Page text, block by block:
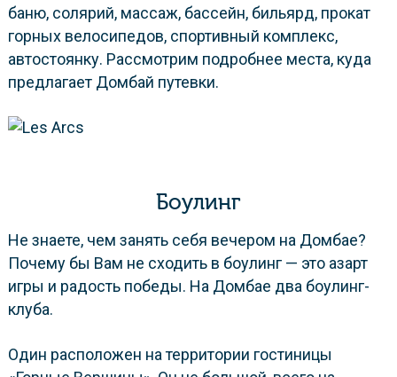
баню, солярий, массаж, бассейн, бильярд, прокат
горных велосипедов, спортивный комплекс,
автостоянку. Рассмотрим подробнее места, куда
предлагает Домбай путевки.
Боулинг
Не знаете, чем занять себя вечером на Домбае?
Почему бы Вам не сходить в боулинг — это азарт
игры и радость победы. На Домбае два боулинг-
клуба.
Один расположен на территории гостиницы